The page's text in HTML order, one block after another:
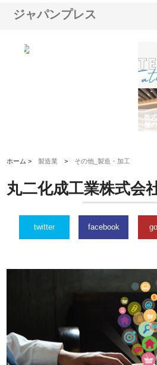
ジャパンプレス
株
舗
由
ホーム >製造業 > その他_製造・加工
丸二化成工業株式会
twitter facebook